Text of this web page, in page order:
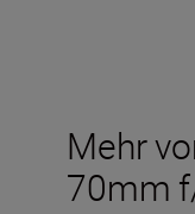
Mehr
70mm